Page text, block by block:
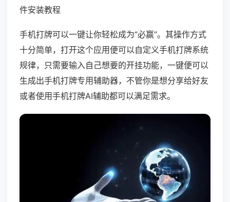
件安装教程
手机打牌可以一键让你轻松成为“必赢”。其操作方式
十分简单，打开这个应用便可以自定义手机打牌系统
规律，只需要输入自己想要的开挂功能，一键便可以
生成出手机打牌专用辅助器，不管你是想分享给好友
或者使用手机打牌AI辅助都可以满足需求。